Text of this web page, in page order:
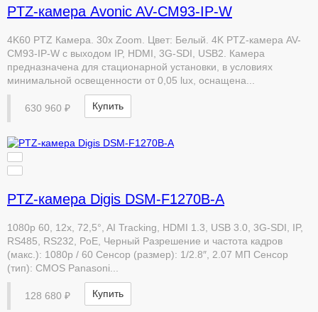
PTZ-камера Avonic AV-CM93-IP-W
4K60 PTZ Камера. 30x Zoom. Цвет: Белый. 4K PTZ-камера AV-
CM93-IP-W с выходом IP, HDMI, 3G-SDI, USB2. Камера
предназначена для стационарной установки, в условиях
минимальной освещенности от 0,05 lux, оснащена...
630 960 ₽ Купить
PTZ-камера Digis DSM-F1270B-A
1080p 60, 12x, 72,5°, AI Tracking, HDMI 1.3, USB 3.0, 3G-SDI, IP,
RS485, RS232, PoE, Черный Разрешение и частота кадров
(макс.): 1080p / 60 Сенсор (размер): 1/2.8″, 2.07 МП Сенсор
(тип): CMOS Panasoni...
128 680 ₽ Купить